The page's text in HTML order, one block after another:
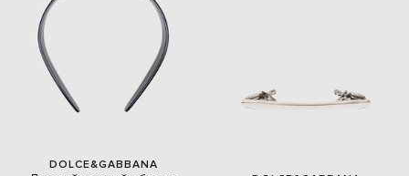
DOLCE&GABBANA